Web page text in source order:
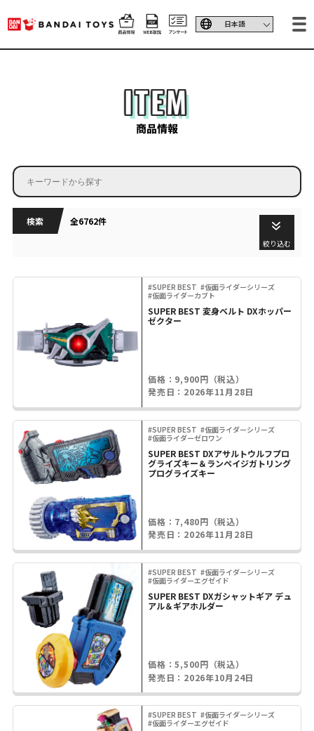
ITEM
商品情報
検索 全6762件
絞り込む
#SUPER BEST #仮面ライダーシリーズ
#仮面ライダーカブト
SUPER BEST 変身ベルト DXホッパー
ゼクター
価格：9,900円（税込）
発売日：2026年11月28日
#SUPER BEST #仮面ライダーシリーズ
#仮面ライダーゼロワン
SUPER BEST DXアサルトウルフプロ
グライズキー＆ランペイジガトリング
プログライズキー
価格：7,480円（税込）
発売日：2026年11月28日
#SUPER BEST #仮面ライダーシリーズ
#仮面ライダーエグゼイド
SUPER BEST DXガシャットギア デュ
アル＆ギアホルダー
価格：5,500円（税込）
発売日：2026年10月24日
#SUPER BEST #仮面ライダーシリーズ
#仮面ライダーエグゼイド